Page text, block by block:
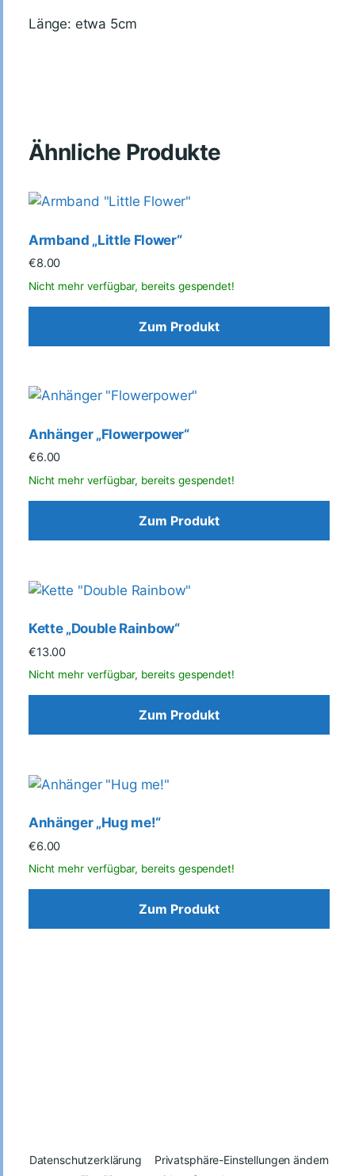
Länge: etwa 5cm
Ähnliche Produkte
Armband „Little Flower“
€8.00
Zum Produkt
Anhänger „Flowerpower“
€6.00
Zum Produkt
Kette „Double Rainbow“
€13.00
Zum Produkt
Anhänger „Hug me!“
€6.00
Zum Produkt
Datenschutzerklärung
Privatsphäre-Einstellungen ändern